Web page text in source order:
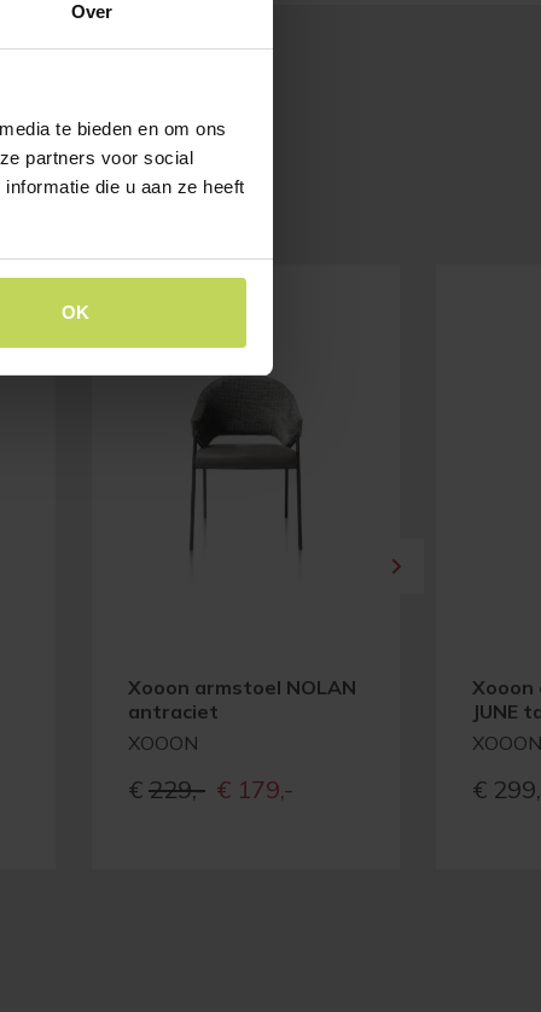
Over
te bieden en om ons
partners voor social
die u aan ze heeft
OK
Xooon armstoel NOLAN
antraciet
XOOON
€ 229,- Oorspronkelijke
€ 179,-
JUNE
XOOON
€